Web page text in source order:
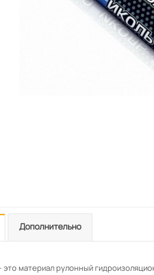
Дополнительно
это материал рулонный